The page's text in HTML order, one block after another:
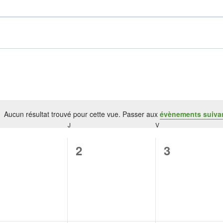
Notice
Aucun résultat trouvé pour cette vue. Passer aux évènements
J V
0
2
0
3